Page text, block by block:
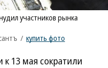
участников рынка
/ купить фото
13 мая сократили